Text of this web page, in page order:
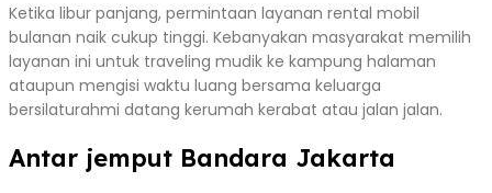
Ketika libur panjang, permintaan layanan rental mobil
bulanan naik cukup tinggi. Kebanyakan masyarakat memilih
layanan ini untuk traveling mudik ke kampung halaman
ataupun mengisi waktu luang bersama keluarga
bersilaturahmi datang kerumah kerabat atau jalan jalan.
Antar jemput Bandara Jakarta